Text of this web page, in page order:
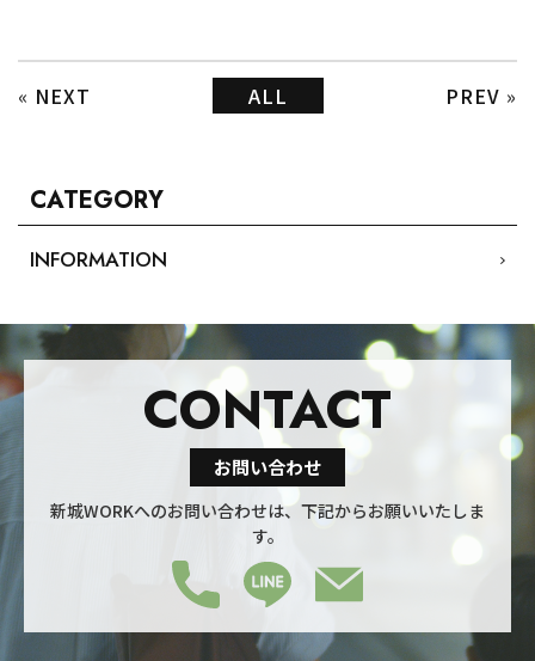
« NEXT ALL PREV »
CATEGORY
INFORMATION
CONTACT
お問い合わせ
新城WORKへのお問い合わせは、下記からお願いいたしま
す。